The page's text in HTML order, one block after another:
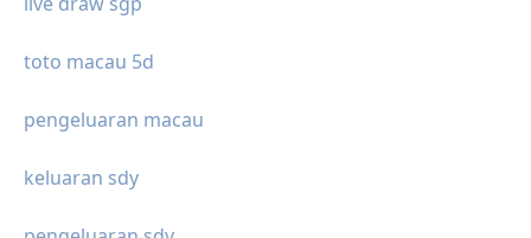
toto macau 5d
pengeluaran macau
keluaran sdy